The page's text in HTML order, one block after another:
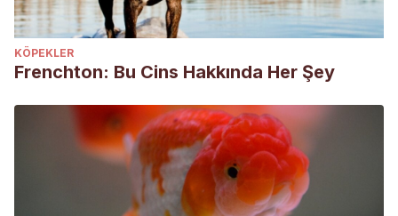
KÖPEKLER
Frenchton: Bu Cins Hakkında Her Şey